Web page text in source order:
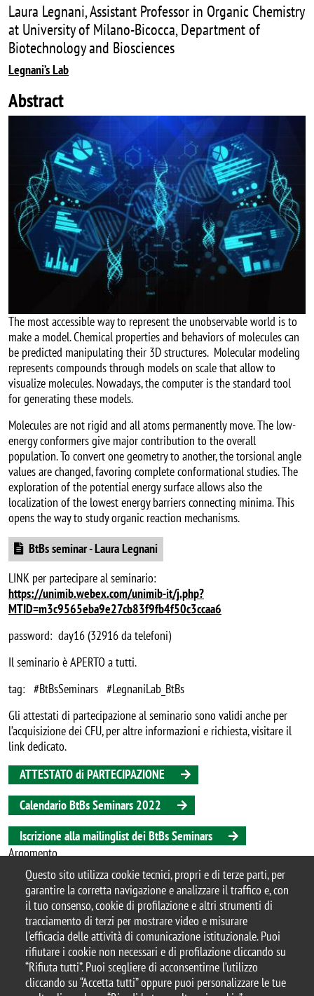
Questo sito utilizza cookie tecnici, propri e di terze parti, per
garantire la corretta navigazione e analizzare il traffico e, con
il tuo consenso, cookie di profilazione e altri strumenti di
tracciamento di terzi per mostrare video e misurare
l'efficacia delle attività di comunicazione istituzionale. Puoi
rifiutare i cookie non necessari e di profilazione cliccando su
“Rifiuta tutti”. Puoi scegliere di acconsentirne l’utilizzo
cliccando su “Accetta tutti” oppure puoi personalizzare le tue
Laura Legnani, Assistant Professor in Organic Chemistry
at University of Milano-Bicocca, Department of
Biotechnology and Biosciences
Legnani’s Lab
Abstract
The most accessible way to represent the unobservable world is to
make a model. Chemical properties and behaviors of molecules can
be predicted manipulating their 3D structures. Molecular modeling
represents compounds through models on scale that allow to
visualize molecules. Nowadays, the computer is the standard tool
for generating these models.
Molecules are not rigid and all atoms permanently move. The low-
energy conformers give major contribution to the overall
population. To convert one geometry to another, the torsional angle
values are changed, favoring complete conformational studies. The
exploration of the potential energy surface allows also the
localization of the lowest energy barriers connecting minima. This
opens the way to study organic reaction mechanisms.
Document
BtBs seminar - Laura Legnani
LINK per partecipare al seminario:
https://unimib.webex.com/unimib-it/j.php?
MTID=m3c9565eba9e27cb83f9fb4f50c3ccaa6
password: day16 (32916 da telefoni)
Il seminario è APERTO a tutti.
tag: #BtBsSeminars #LegnaniLab_BtBs
Gli attestati di partecipazione al seminario sono validi anche per
l’acquisizione dei CFU, per altre informazioni e richiesta, visitare il
link dedicato.
ATTESTATO di PARTECIPAZIONE
Calendario BtBs Seminars 2022
Iscrizione alla mailinglist dei BtBs Seminars
Argomento
seminario
© 2025 Università degli Studi di Milano-Bicocca
Piazza dell'Ateneo Nuovo, 1 - 20126, Milano
Casella PEC:ateneo.bicocca@pec.unimib.it
P.I. 12621570154 |